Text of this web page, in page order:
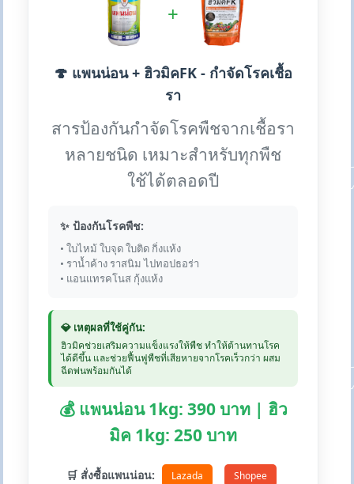
+
🍄 แพนน่อน + ฮิวมิคFK - กำจัดโรคเชื้อ
รา
สารป้องกันกำจัดโรคพืชจากเชื้อรา
หลายชนิด เหมาะสำหรับทุกพืช
ใช้ได้ตลอดปี
✨ ป้องกันโรคพืช:
• ใบไหม้ ใบจุด ใบติด กิ่งแห้ง
• ราน้ำค้าง ราสนิม ไปทอปธอร่า
• แอนแทรคโนส กุ้งแห้ง
💎 เหตุผลที่ใช้คู่กัน:
ฮิวมิคช่วยเสริมความแข็งแรงให้พืช ทำให้ต้านทานโรค
ได้ดีขึ้น และช่วยฟื้นฟูพืชที่เสียหายจากโรคเร็วกว่า ผสม
ฉีดพ่นพร้อมกันได้
💰 แพนน่อน 1kg: 390 บาท | ฮิว
มิค 1kg: 250 บาท
🛒 สั่งซื้อแพนน่อน: Lazada Shopee